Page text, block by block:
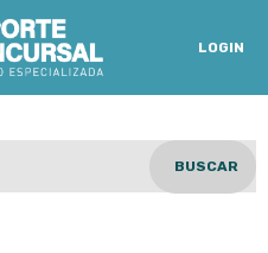
LOGIN
BUSCAR